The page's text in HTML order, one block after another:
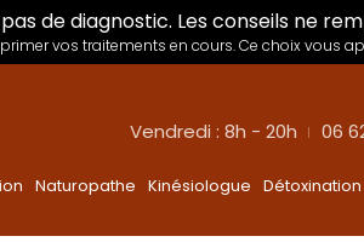
de diagnostic. Les conseils ne
vos traitements en cours. Ce choix vous
Vendredi : 8h - 20h 06
Naturopathe Kinésiologue